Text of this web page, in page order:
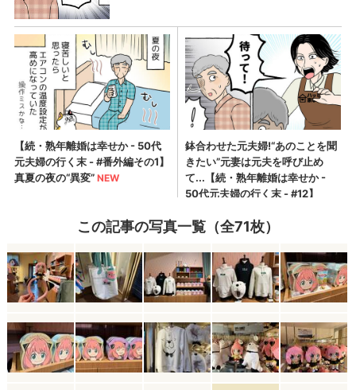
この記事の写真一覧（全71枚）